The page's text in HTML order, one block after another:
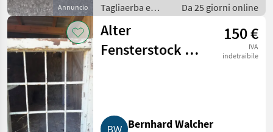
Annuncio
Tagliaerba e
macchine da
giardinaggio /
Porte e finestre
Da 25 giorni online
Alter
Fensterstock mit
150 €
IVA
indetraibile
Bernhard Walcher